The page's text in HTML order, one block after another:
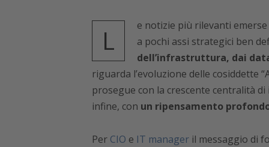
L
e notizie più rilevanti
a pochi assi strategici ben
dell’infrastruttura, dai
riguarda l’evoluzione delle cosiddette
prosegue con la crescente centralità
infine, con un ripensamento
Per CIO e IT manageril messaggio di